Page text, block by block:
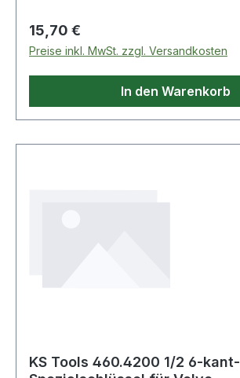
Regulärer Preis:
15,70 €
Preise inkl. MwSt. zzgl. Versandkosten
In den Warenkorb
KS Tools 460.4200 1/2 6-kant-